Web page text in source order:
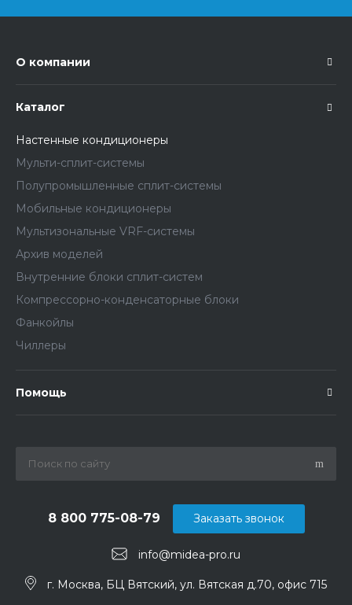
О компании
Каталог
Настенные кондиционеры
Мульти-сплит-системы
Полупромышленные сплит-системы
Мобильные кондиционеры
Мультизональные VRF-системы
Архив моделей
Внутренние блоки сплит-систем
Компрессорно-конденсаторные блоки
Фанкойлы
Чиллеры
Помощь
info@midea-pro.ru
8 800 775-08-79
г. Москва, БЦ Вятский, ул. Вятская д.70, офис 715
Заказать звонок